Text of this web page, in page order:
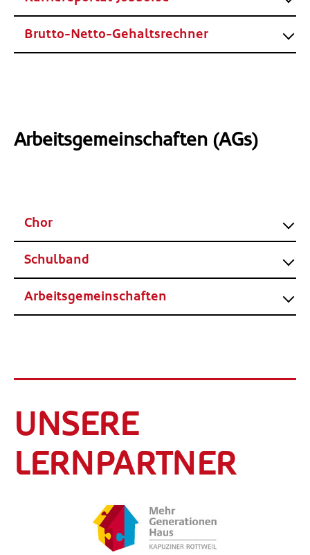
Brutto-Netto-Gehaltsrechner
Arbeitsgemeinschaften (AGs)
Chor
Schulband
Arbeitsgemeinschaften
UNSERE
LERNPARTNER